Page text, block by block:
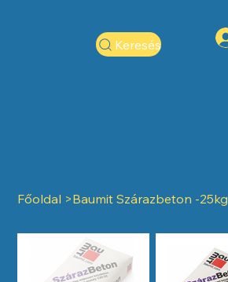
Keresés
Főoldal >Baumit Szárazbeton -25kg